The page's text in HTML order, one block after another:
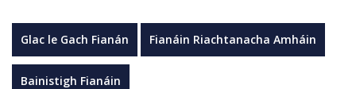
Glac le Gach Fianán Fianáin Riachtanacha Amháin
Bainistigh Fianáin